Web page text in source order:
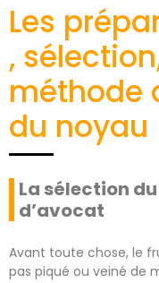
Les
,
méthode
du noyau
La sélection
d’avocat
Avant toute chose, le
pas piqué ou veiné de